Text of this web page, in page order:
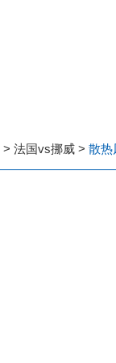
> 法国vs挪威> 散热